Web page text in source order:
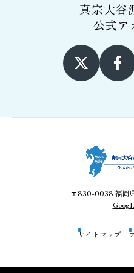
真宗大谷
公式ア
〒830-0038 福岡
サイトマップ